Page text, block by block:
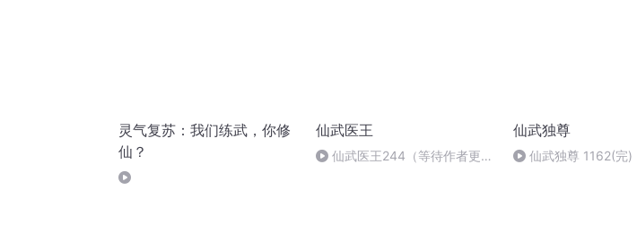
灵气复苏：我们练武，你修
仙？
仙武医王
仙武医王244（等待作者更新
仙武独尊
仙武独尊 1162(完)